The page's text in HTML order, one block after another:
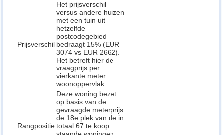
Prijsverschil
Het prijsverschil
versus andere huizen
met een tuin uit
hetzelfde
postcodegebied
bedraagt 15% (EUR
3074 vs EUR 2662).
Het betreft hier de
vraagprijs per
vierkante meter
woonoppervlak.
Rangpositie
Deze woning bezet
op basis van de
gevraagde meterprijs
de 18e plek van de in
totaal 67 te koop